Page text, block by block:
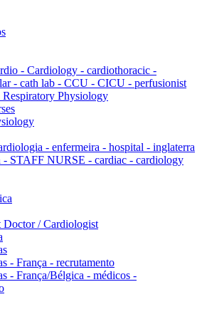
- Cardiology - cardiothoracic -
- cath lab - CCU - CICU - perfusionist
Respiratory Physiology
- enfermeira - hospital - inglaterra
- STAFF NURSE - cardiac - cardiology
Doctor / Cardiologist
- França - recrutamento
- França/Bélgica - médicos -